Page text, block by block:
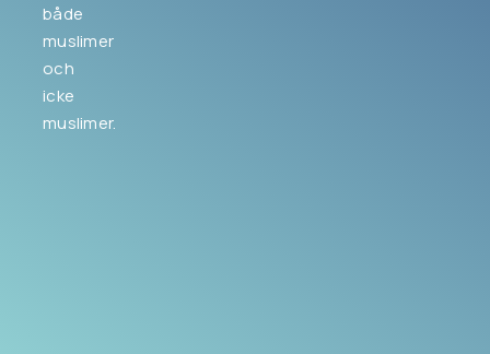
både
muslimer
och
icke
muslimer.